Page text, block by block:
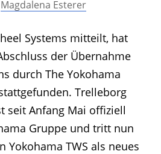
Archiv
Marke
Magdalena Esterer
Systems mitteilt, hat
der Übernahme
durch The Yokohama
Trelleborg
seit Anfang Mai offiziell
Gruppe und tritt nun
Yokohama TWS als neues